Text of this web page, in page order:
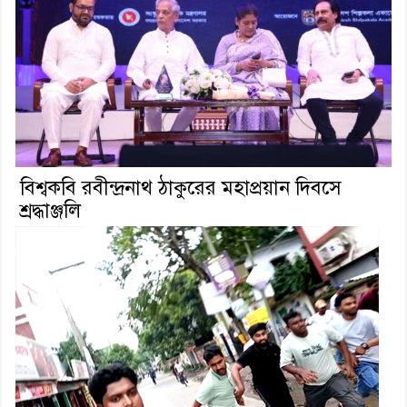
বিশ্বকবি রবীন্দ্রনাথ ঠাকুরের মহাপ্রয়ান দিবসে
শ্রদ্ধাঞ্জলি